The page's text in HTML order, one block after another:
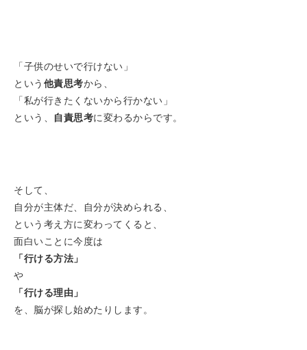
「子供のせいで行けない」
という 他責思考から、
「私が行きたくないから行かない」
という、
自責思考に変わるからです。
そして、
自分が主体だ、自分が決められる、
という考え方に変わってくると、
面白いことに今度は
「行ける方法」
や
「行ける理由」
を、脳が探し始めたりします。